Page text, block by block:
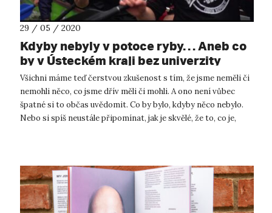
29 / 05 / 2020
Kdyby nebyly v potoce ryby… Aneb co
by v Ústeckém kraji bez univerzity
chybělo.
Všichni máme teď čerstvou zkušenost s tím, že jsme neměli či
nemohli něco, co jsme dřív měli či mohli. A ono není vůbec
špatné si to občas uvědomit. Co by bylo, kdyby něco nebylo.
Nebo si spíš neustále připomínat, jak je skvělé, že to, co je,